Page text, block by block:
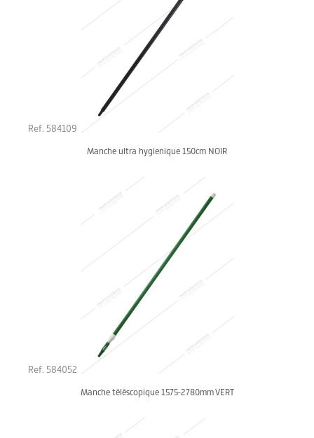
Ref. 584109
Manche ultra hygienique 150cm NOIR
Ref. 584052
Manche téléscopique 1575-2780mm VERT